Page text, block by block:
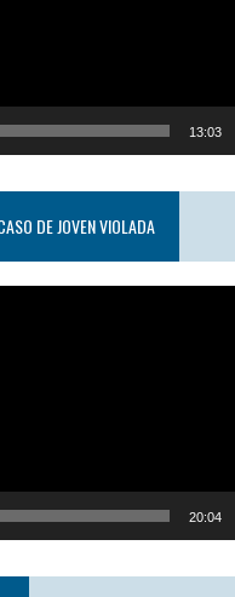
13:03
DE JOVEN VIOLADA
20:04